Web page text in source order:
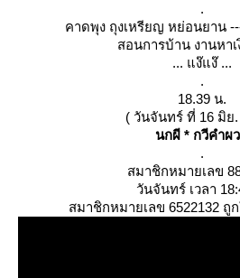
.
คาดพุง ถุงเหรียญ หย่อนยาน
สอนการบ้าน งานหา
... แง๊แง๊ ...
.
18.39 น.
( วันจันทร์ ที่ 16 มิย.
นกผี * กวีคำผ
.
สมาชิกหมายเลข
วันจันทร์ เวลา
สมาชิกหมายเลข 6522132 ถู